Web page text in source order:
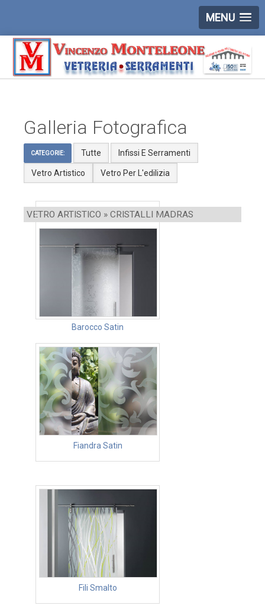
MENU
Galleria Fotografica
CATEGORIE: Tutte Infissi E Serramenti
Vetro Artistico Vetro Per L'edilizia
VETRO ARTISTICO » CRISTALLI MADRAS
Barocco Satin
Fiandra Satin
Fili Smalto